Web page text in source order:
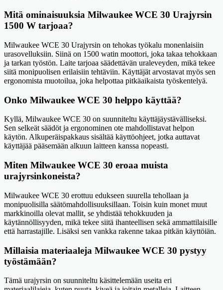
Mitä ominaisuuksia Milwaukee WCE 30 Urajyrsin
1500 W tarjoaa?
Milwaukee WCE 30 Urajyrsin on tehokas työkalu monenlaisiin
urasovelluksiin. Siinä on 1500 watin moottori, joka takaa tehokkaan
ja tarkan työstön. Laite tarjoaa säädettävän uraleveyden, mikä tekee
siitä monipuolisen erilaisiin tehtäviin. Käyttäjät arvostavat myös sen
ergonomista muotoilua, joka helpottaa pitkäaikaista työskentelyä.
Onko Milwaukee WCE 30 helppo käyttää?
Kyllä, Milwaukee WCE 30 on suunniteltu käyttäjäystävälliseksi.
Sen selkeät säädöt ja ergonominen ote mahdollistavat helpon
käytön. Alkuperäispakkaus sisältää käyttöohjeet, jotka auttavat
käyttäjää pääsemään alkuun laitteen kanssa nopeasti.
Miten Milwaukee WCE 30 eroaa muista
urajyrsinkoneista?
Milwaukee WCE 30 erottuu edukseen suurella tehollaan ja
monipuolisilla säätömahdollisuuksillaan. Toisin kuin monet muut
markkinoilla olevat mallit, se yhdistää tehokkuuden ja
käytännöllisyyden, mikä tekee siitä ihanteellisen sekä ammattilaisille
että harrastajille. Lisäksi sen vankka rakenne takaa pitkän käyttöiän.
Millaisia materiaaleja Milwaukee WCE 30 pystyy
työstämään?
Tämä urajyrsin on suunniteltu käsittelemään useita eri